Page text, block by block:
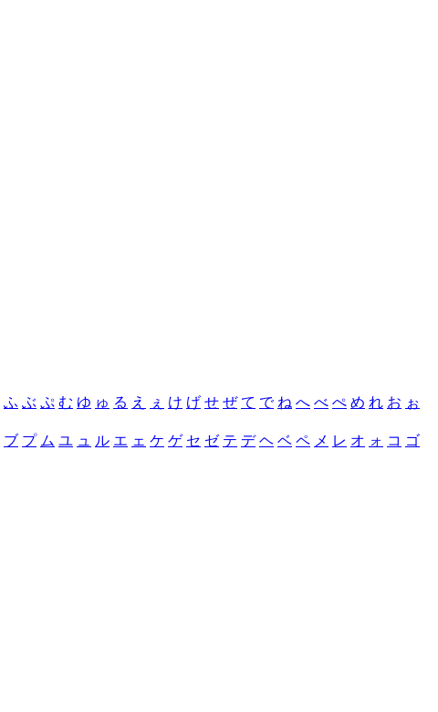
ふ ぶ ぷ む ゆ ゅ る え ぇ け げ せ ぜ て で ね へ べ ぺ め れ お ぉ
ブ プ ム ユ ュ ル エ ェ ケ ゲ セ ゼ テ デ ヘ ベ ペ メ レ オ ォ コ ゴ